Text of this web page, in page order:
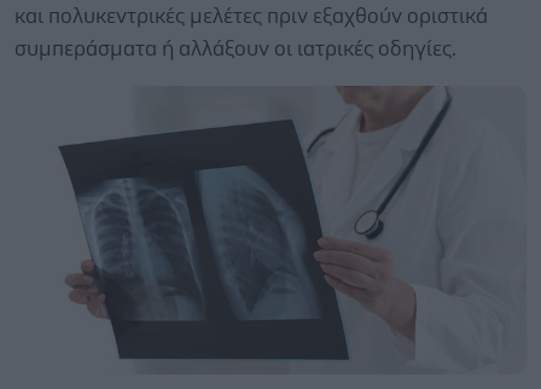
και πολυκεντρικές μελέτες πριν εξαχθούν οριστικά
συμπεράσματα ή αλλάξουν οι ιατρικές οδηγίες.